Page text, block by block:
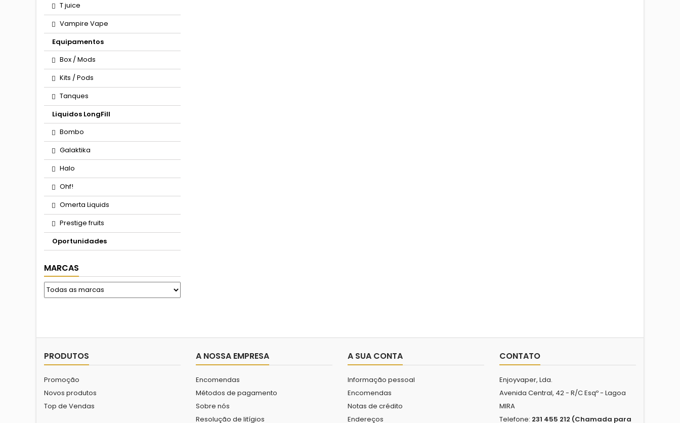
T juice
Vampire Vape
Equipamentos
Box / Mods
Kits / Pods
Tanques
Liquidos LongFill
Bombo
Galaktika
Halo
Ohf!
Omerta Liquids
Prestige fruits
Oportunidades
MARCAS
PRODUTOS
Promoção
Novos produtos
Top de Vendas
A NOSSA EMPRESA
Encomendas
Métodos de pagamento
Sobre nós
Resolução de litígios
A SUA CONTA
Informação pessoal
Encomendas
Notas de crédito
Endereços
CONTATO
Enjoyvaper, Lda.
Avenida Central, 42 - R/C Esqº - Lagoa
MIRA
Telefone: 231 455 212 (Chamada para